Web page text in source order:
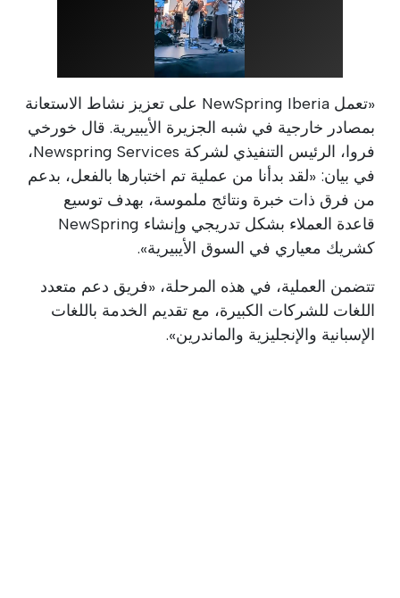
«تعمل NewSpring Iberia على تعزيز نشاط الاستعانة
بمصادر خارجية في شبه الجزيرة الأيبيرية. قال خورخي
فروا، الرئيس التنفيذي لشركة Newspring Services،
في بيان: «لقد بدأنا من عملية تم اختبارها بالفعل، بدعم
من فرق ذات خبرة ونتائج ملموسة، بهدف توسيع
قاعدة العملاء بشكل تدريجي وإنشاء NewSpring
كشريك معياري في السوق الأيبيرية».
تتضمن العملية، في هذه المرحلة، «فريق دعم متعدد
اللغات للشركات الكبيرة، مع تقديم الخدمة باللغات
الإسبانية والإنجليزية والماندرين».